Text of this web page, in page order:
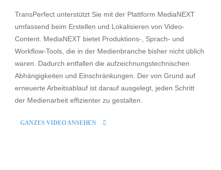
TransPerfect unterstützt Sie mit der Plattform MediaNEXT
umfassend beim Erstellen und Lokalisieren von Video-
Content. MediaNEXT bietet Produktions-, Sprach- und
Workflow-Tools, die in der Medienbranche bisher nicht üblich
waren. Dadurch entfallen die aufzeichnungstechnischen
Abhängigkeiten und Einschränkungen. Der von Grund auf
erneuerte Arbeitsablauf ist darauf ausgelegt, jeden Schritt
der Medienarbeit effizienter zu gestalten.
GANZES VIDEO ANSEHEN